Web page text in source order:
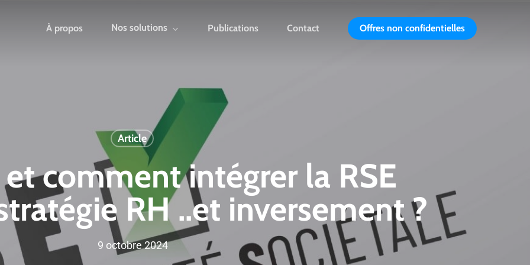
À propos Nos solutions Publications Contact Offres non confidentielles
Article
comment intégrer la RSE
RH ..et inversement ?
9 octobre 2024